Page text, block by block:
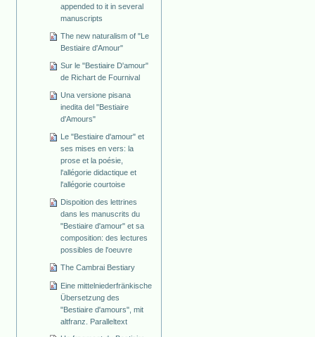
appended to it in several
manuscripts
The new naturalism of "Le
Bestiaire d'Amour"
Sur le "Bestiaire D'amour"
de Richart de Fournival
Una versione pisana
inedita del "Bestiaire
d'Amours"
Le "Bestiaire d'amour" et
ses mises en vers: la
prose et la poésie,
l'allégorie didactique et
l'allégorie courtoise
Dispoition des lettrines
dans les manuscrits du
"Bestiaire d'amour" et sa
composition: des lectures
possibles de l'oeuvre
The Cambrai Bestiary
Eine mittelniederfränkische
Übersetzung des
"Bestiaire d'amours", mit
altfranz. Paralleltext